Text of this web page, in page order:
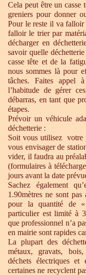
Cela peut être un casse
greniers pour donner
Pour le reste il va falloir
falloir le trier par
décharger en
savoir quelle
casse tête et de la
nous sommes là pour
tâches. Faites appel
l’habitude de gérer
débarras, en tant que
étapes.
Prévoir un véhicule
déchetterie :
Soit vous utilisez votre
vous envisager de
vider, il faudra au
(formulaires à
jours avant la date
Sachez également
1.90mètres ne sont pas
pour la quantité de
particulier est limité à
que professionnel n’a
en mairie sont rapides
La plupart des
métaux, gravats,
déchets électriques et
certaines ne recyclent